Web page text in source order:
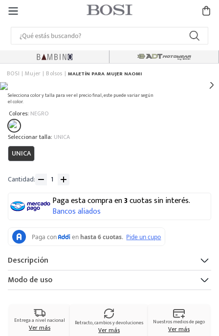
BOSI Mujer Bolsos MALETÍN PARA MUJER NAOMI
Selecciona color y talla para ver el precio final, este puede variar según
el color.
Colores: NEGRO
: UNICA
UNICA
Cantidad
Paga esta compra en3cuotas sin interés.
Bancos aliados
Descripción
Modo de uso
Entrega a nivel nacional
Ver más Retracto, cambios y devoluciones
Ver más
Nuestros medios de pago
Ver más